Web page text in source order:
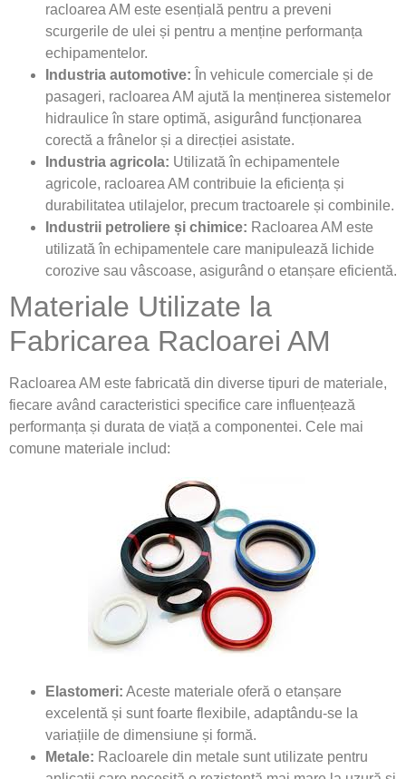
racloarea AM este esențială pentru a preveni
scurgerile de ulei și pentru a menține performanța
echipamentelor.
Industria automotive: În vehicule comerciale și de
pasageri, racloarea AM ajută la menținerea sistemelor
hidraulice în stare optimă, asigurând funcționarea
corectă a frânelor și a direcției asistate.
Industria agricola: Utilizată în echipamentele
agricole, racloarea AM contribuie la eficiența și
durabilitatea utilajelor, precum tractoarele și combinile.
Industrii petroliere și chimice: Racloarea AM este
utilizată în echipamentele care manipulează lichide
corozive sau vâscoase, asigurând o etanșare eficientă.
Materiale Utilizate la
Fabricarea Racloarei AM
Racloarea AM este fabricată din diverse tipuri de materiale,
fiecare având caracteristici specifice care influențează
performanța și durata de viață a componentei. Cele mai
comune materiale includ:
Elastomeri: Aceste materiale oferă o etanșare
excelentă și sunt foarte flexibile, adaptându-se la
variațiile de dimensiune și formă.
Metale: Racloarele din metale sunt utilizate pentru